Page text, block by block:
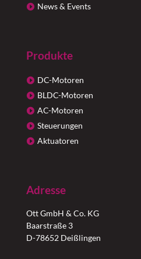
News & Events
Produkte
DC-Motoren
BLDC-Motoren
AC-Motoren
Steuerungen
Aktuatoren
Adresse
Ott GmbH & Co. KG
Baarstraße 3
D-78652 Deißlingen